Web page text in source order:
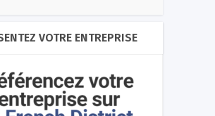
VOTRE ENTREPRISE